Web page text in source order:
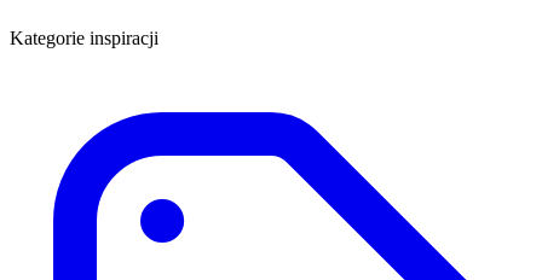
Kategorie inspiracji